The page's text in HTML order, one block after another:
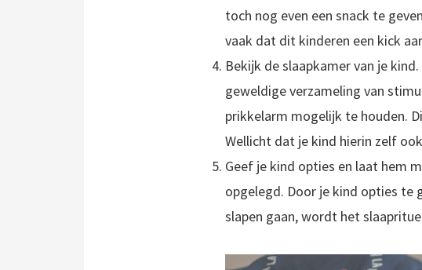
toch nog even een snack te
vaak dat dit kinderen een kick
Bekijk de slaapkamer van je
geweldige verzameling van
prikkelarm mogelijk te houden.
Wellicht dat je kind hierin zelf
Geef je kind opties en laat hem
opgelegd. Door je kind opties te
slapen gaan, wordt het